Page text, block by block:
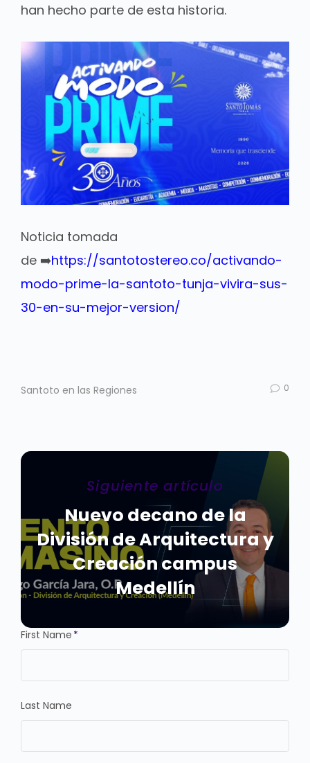
han hecho parte de esta historia.
Noticia tomada
de ➡️https://santotostereo.co/activando-
modo-prime-la-santoto-tunja-vivira-sus-
30-en-su-mejor-version/
Santoto en las Regiones 0
Siguiente artículo
Nuevo decano de la
División de Arquitectura y
Creación campus
Medellín
First Name *
Last Name